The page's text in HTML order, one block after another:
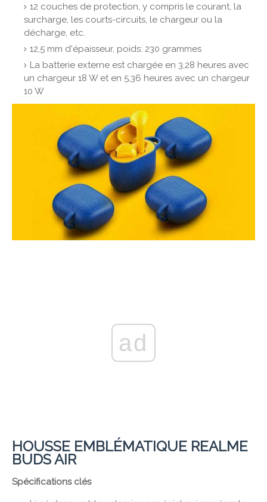
12 couches de protection, y compris le courant, la
surcharge, les courts-circuits, le chargeur ou la
décharge, etc.
12,5 mm d'épaisseur, poids: 230 grammes
La batterie externe est chargée en 3,28 heures avec
un chargeur 18 W et en 5,36 heures avec un chargeur
10 W
ad
HOUSSE EMBLÉMATIQUE REALME
BUDS AIR
Spécifications clés